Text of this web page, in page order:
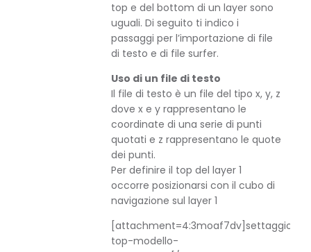
top e del bottom di un layer sono
uguali. Di seguito ti indico i
passaggi per l’importazione di file
di testo e di file surfer.
Uso di un file di testo
Il file di testo è un file del tipo x, y, z
dove x e y rappresentano le
coordinate di una serie di punti
quotati e z rappresentano le quote
dei punti.
Per definire il top del layer 1
occorre posizionarsi con il cubo di
navigazione sul layer 1
[attachment=4:3moaf7dv] settaggio-
top-modello-